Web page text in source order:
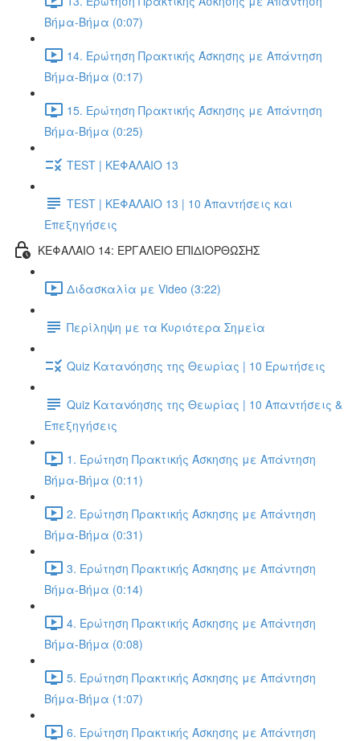
Βήμα-Βήμα (0:07)
14. Ερώτηση Πρακτικής Άσκησης με Απάντηση
Βήμα-Βήμα (0:17)
15. Ερώτηση Πρακτικής Άσκησης με Απάντηση
Βήμα-Βήμα (0:25)
TEST | ΚΕΦΑΛΑΙΟ 13
TEST | ΚΕΦΑΛΑΙΟ 13 | 10 Απαντήσεις και
Επεξηγήσεις
ΚΕΦΑΛΑΙΟ 14: ΕΡΓΑΛΕΙΟ ΕΠΙΔΙΟΡΘΩΣΗΣ
Διδασκαλία με Video (3:22)
Περίληψη με τα Κυριότερα Σημεία
Quiz Κατανόησης της Θεωρίας | 10 Ερωτήσεις
Quiz Κατανόησης της Θεωρίας | 10 Απαντήσεις &
Επεξηγήσεις
1. Ερώτηση Πρακτικής Άσκησης με Απάντηση
Βήμα-Βήμα (0:11)
2. Ερώτηση Πρακτικής Άσκησης με Απάντηση
Βήμα-Βήμα (0:31)
3. Ερώτηση Πρακτικής Άσκησης με Απάντηση
Βήμα-Βήμα (0:14)
4. Ερώτηση Πρακτικής Άσκησης με Απάντηση
Βήμα-Βήμα (0:08)
5. Ερώτηση Πρακτικής Άσκησης με Απάντηση
Βήμα-Βήμα (1:07)
6. Ερώτηση Πρακτικής Άσκησης με Απάντηση